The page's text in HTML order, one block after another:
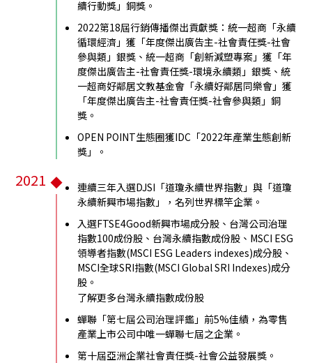
續行動獎」銅獎。
2022第18屆行銷傳播傑出貢獻獎：統一超商「永續
循環經濟」獲「年度傑出廣告主-社會責任獎-社會
參與類」銀獎、統一超商「創新減塑專案」獲「年
度傑出廣告主-社會責任獎-環境永續類」銀獎、統
一超商好鄰居文教基金會「永續好鄰居同樂會」獲
「年度傑出廣告主-社會責任獎-社會參與類」銅
獎。
OPEN POINT生態圈獲IDC「2022年產業生態創新
獎」。
2021
連續三年入選DJSI「道瓊永續世界指數」與「道瓊
永續新興市場指數」，名列世界標竿企業。
入選FTSE4Good新興市場成分股、台灣公司治理
指數100成份股、台灣永續指數成份股、MSCI ESG
領導者指數(MSCI ESG Leaders indexes)成分股、
MSCI全球SRI指數(MSCI Global SRI Indexes)成分
股。
了解更多台灣永續指數成份股
蟬聯「第七屆公司治理評鑑」前5%佳績，為零售
產業上市公司中唯一蟬聯七屆之企業。
第十屆亞洲企業社會責任獎-社會公益發展獎。